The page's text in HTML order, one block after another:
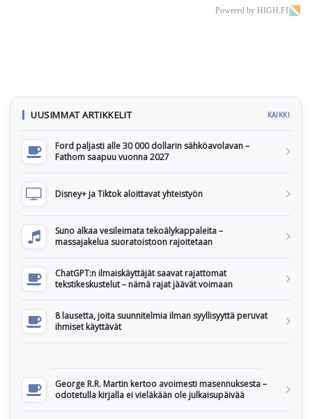
Powered by HIGH.FI
UUSIMMAT ARTIKKELIT KAIKKI
Ford paljasti alle 30 000 dollarin sähköavolavan –
Fathom saapuu vuonna 2027
Disney+ ja Tiktok aloittavat yhteistyön
Suno alkaa vesileimata tekoälykappaleita –
massajakelua suoratoistoon rajoitetaan
ChatGPT:n ilmaiskäyttäjät saavat rajattomat
tekstikeskustelut – nämä rajat jäävät voimaan
8 lausetta, joita suunnitelmia ilman syyllisyyttä peruvat
ihmiset käyttävät
George R.R. Martin kertoo avoimesti masennuksesta –
odotetulla kirjalla ei vieläkään ole julkaisupäivää